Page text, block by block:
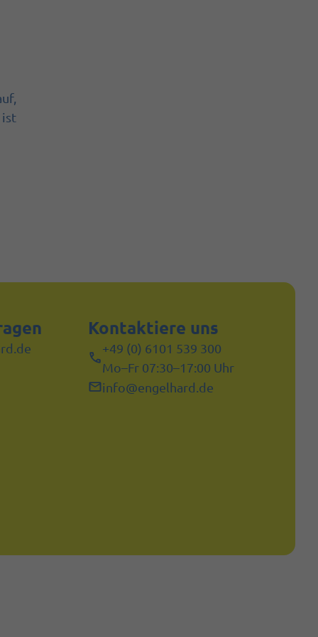
ist
Kontaktiere uns
+49 (0) 6101 539 300
Mo–Fr 07:30–17:00 Uhr
info@engelhard.de